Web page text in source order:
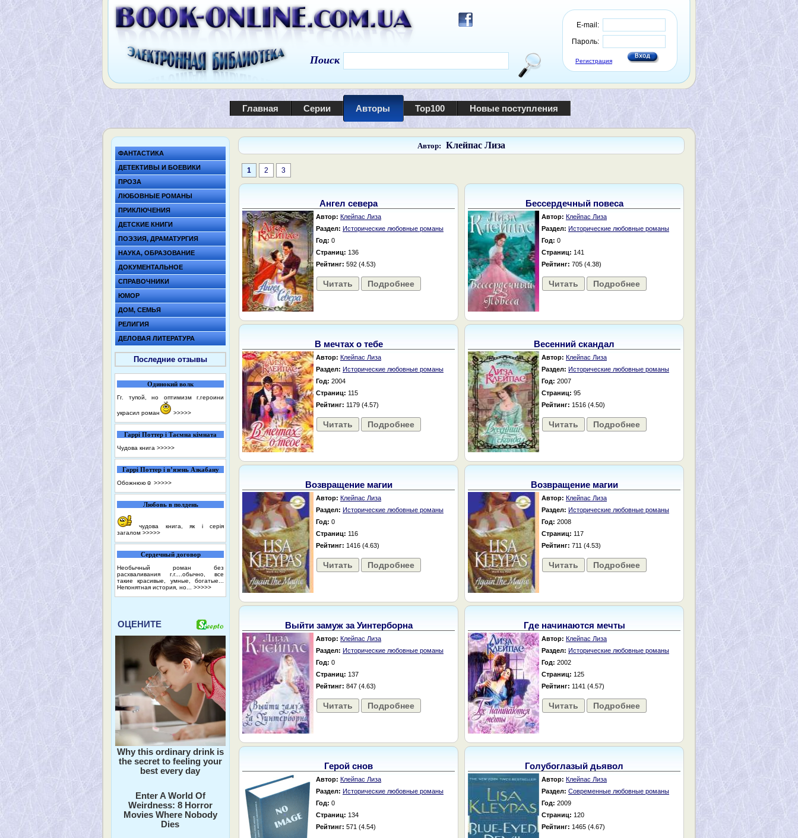
E-mail:
Пароль:
Регистрация
Поиск
Главная Серии Авторы Top100 Новые поступления
ФАНТАСТИКА
ДЕТЕКТИВЫ И БОЕВИКИ
ПРОЗА
ЛЮБОВНЫЕ РОМАНЫ
ПРИКЛЮЧЕНИЯ
ДЕТСКИЕ КНИГИ
ПОЭЗИЯ, ДРАМАТУРГИЯ
НАУКА, ОБРАЗОВАНИЕ
ДОКУМЕНТАЛЬНОЕ
СПРАВОЧНИКИ
ЮМОР
ДОМ, СЕМЬЯ
РЕЛИГИЯ
ДЕЛОВАЯ ЛИТЕРАТУРА
Последние отзывы
Одинокий волк
Гг. тупой, но оптимизм г.героини
украсил роман >>>>>
Гаррі Поттер і Таємна кімната
Чудова книга >>>>>
Гаррі Поттер і в’язень Азкабану
Обожнюю☺️ >>>>>
Любовь в полдень
чудова книга, як і серія
загалом >>>>>
Сердечный договор
Необычный роман без
расхваливания г.г....обычно, все
такие красивые, умные, богатые...
Непонятная история, но... >>>>>
ОЦЕНИТЕ
Why this ordinary drink is
the secret to feeling your
best every day
Enter A World Of
Weirdness: 8 Horror
Movies Where Nobody
Dies
Автор: Клейпас Лиза
1 2 3
Ангел севера
Автор: Клейпас Лиза
Раздел: Исторические любовные романы
Год: 0
Страниц: 136
Рейтинг: 592 (4.53)
Читать Подробнее
Бессердечный повеса
Автор: Клейпас Лиза
Раздел: Исторические любовные романы
Год: 0
Страниц: 141
Рейтинг: 705 (4.38)
Читать Подробнее
В мечтах о тебе
Автор: Клейпас Лиза
Раздел: Исторические любовные романы
Год: 2004
Страниц: 115
Рейтинг: 1179 (4.57)
Читать Подробнее
Весенний скандал
Автор: Клейпас Лиза
Раздел: Исторические любовные романы
Год: 2007
Страниц: 95
Рейтинг: 1516 (4.50)
Читать Подробнее
Возвращение магии
Автор: Клейпас Лиза
Раздел: Исторические любовные романы
Год: 0
Страниц: 116
Рейтинг: 1416 (4.63)
Читать Подробнее
Возвращение магии
Автор: Клейпас Лиза
Раздел: Исторические любовные романы
Год: 2008
Страниц: 117
Рейтинг: 711 (4.53)
Читать Подробнее
Выйти замуж за Уинтерборна
Автор: Клейпас Лиза
Раздел: Исторические любовные романы
Год: 0
Страниц: 137
Рейтинг: 847 (4.63)
Читать Подробнее
Где начинаются мечты
Автор: Клейпас Лиза
Раздел: Исторические любовные романы
Год: 2002
Страниц: 125
Рейтинг: 1141 (4.57)
Читать Подробнее
Герой снов
Автор: Клейпас Лиза
Раздел: Исторические любовные романы
Год: 0
Страниц: 134
Рейтинг: 571 (4.54)
Голубоглазый дьявол
Автор: Клейпас Лиза
Раздел: Современные любовные романы
Год: 2009
Страниц: 120
Рейтинг: 1465 (4.67)